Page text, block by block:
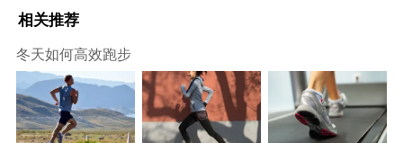
保俶塔
保俶塔位于宝石山东端山脊，建于北宋太平兴国元年
（976），又名应天塔、宝石塔等。现塔身为1933年重修，由
塔基、塔身、塔刹三部分组成，共七层，高45.3米。保俶塔造
相关推荐
冬天如何高效跑步